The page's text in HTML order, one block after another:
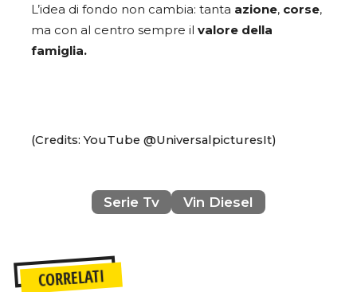
L’idea di fondo non cambia: tanta azione, corse,
ma con al centro sempre il valore della
famiglia.
(Credits: YouTube @UniversalpicturesIt)
Serie Tv Vin Diesel
CORRELATI